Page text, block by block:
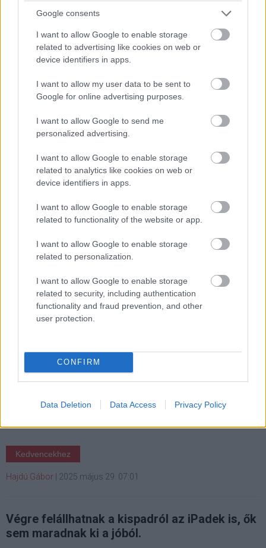
Google consents
I want to allow Google to enable storage
related to advertising like cookies on web or
device identifiers in apps.
I want to allow my user data to be sent to
Google for online advertising purposes.
I want to allow Google to send me
personalized advertising.
I want to allow Google to enable storage
related to analytics like cookies on web or
device identifiers in apps.
I want to allow Google to enable storage
related to functionality of the website or app.
I want to allow Google to enable storage
related to personalization.
I want to allow Google to enable storage
related to security, including authentication
functionality and fraud prevention, and other
user protection.
CONFIRM
Data Deletion Data Access Privacy Policy
társaságában. Az 5 200 mAh-s akkumulátor két napos
üzemidőt ígér, és támogatja a 68 wattos gyorstöltést,
valamint a 15 wattos vezeték nélküli töltést.
"univerzálisan független" verzióban 549 dolláros áron. Az
érdeklődők megtalálhatják majd a készüléket a Best Buy,
Amazon és Motorola.com felületein, valamint később a
T-Mobile, Metro by T-Mobile, Total Wireless, Visible,
balatoni kardioösvény (X)
4 és egy 8 km-es egészségügyi tanösvény nyílt
#motorola edge 2025 #motorola
Már iPadeket is javíthatunk
otthon hivatalos Apple-
alkatrészekkel
Kedvencekhez
Hajdú Gábor 2025 május 29. 07:01
Végre felállhatnak a kispadról az iPadek is, ők
sem maradnak ki a jóból.